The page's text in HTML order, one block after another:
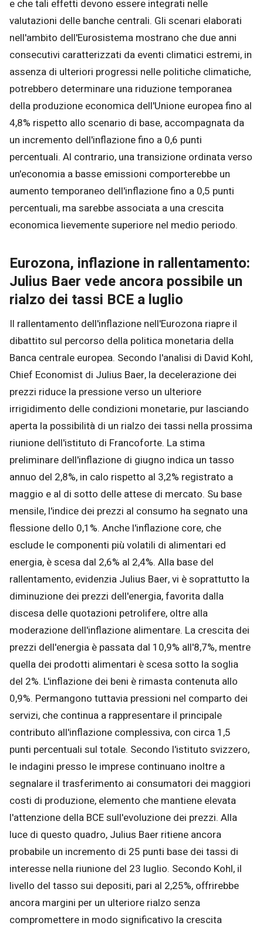
e che tali effetti devono essere integrati nelle
valutazioni delle banche centrali. Gli scenari elaborati
nell'ambito dell'Eurosistema mostrano che due anni
consecutivi caratterizzati da eventi climatici estremi, in
assenza di ulteriori progressi nelle politiche climatiche,
potrebbero determinare una riduzione temporanea
della produzione economica dell'Unione europea fino al
4,8% rispetto allo scenario di base, accompagnata da
un incremento dell'inflazione fino a 0,6 punti
percentuali. Al contrario, una transizione ordinata verso
un'economia a basse emissioni comporterebbe un
aumento temporaneo dell'inflazione fino a 0,5 punti
percentuali, ma sarebbe associata a una crescita
economica lievemente superiore nel medio periodo.
Eurozona, inflazione in rallentamento:
Julius Baer vede ancora possibile un
rialzo dei tassi BCE a luglio
Il rallentamento dell'inflazione nell'Eurozona riapre il
dibattito sul percorso della politica monetaria della
Banca centrale europea. Secondo l'analisi di David Kohl,
Chief Economist di Julius Baer, la decelerazione dei
prezzi riduce la pressione verso un ulteriore
irrigidimento delle condizioni monetarie, pur lasciando
aperta la possibilità di un rialzo dei tassi nella prossima
riunione dell'istituto di Francoforte. La stima
preliminare dell'inflazione di giugno indica un tasso
annuo del 2,8%, in calo rispetto al 3,2% registrato a
maggio e al di sotto delle attese di mercato. Su base
mensile, l'indice dei prezzi al consumo ha segnato una
flessione dello 0,1%. Anche l'inflazione core, che
esclude le componenti più volatili di alimentari ed
energia, è scesa dal 2,6% al 2,4%. Alla base del
rallentamento, evidenzia Julius Baer, vi è soprattutto la
diminuzione dei prezzi dell'energia, favorita dalla
discesa delle quotazioni petrolifere, oltre alla
moderazione dell'inflazione alimentare. La crescita dei
prezzi dell'energia è passata dal 10,9% all'8,7%, mentre
quella dei prodotti alimentari è scesa sotto la soglia
del 2%. L'inflazione dei beni è rimasta contenuta allo
0,9%. Permangono tuttavia pressioni nel comparto dei
servizi, che continua a rappresentare il principale
contributo all'inflazione complessiva, con circa 1,5
punti percentuali sul totale. Secondo l'istituto svizzero,
le indagini presso le imprese continuano inoltre a
segnalare il trasferimento ai consumatori dei maggiori
costi di produzione, elemento che mantiene elevata
l'attenzione della BCE sull'evoluzione dei prezzi. Alla
luce di questo quadro, Julius Baer ritiene ancora
probabile un incremento di 25 punti base dei tassi di
interesse nella riunione del 23 luglio. Secondo Kohl, il
livello del tasso sui depositi, pari al 2,25%, offrirebbe
ancora margini per un ulteriore rialzo senza
compromettere in modo significativo la crescita